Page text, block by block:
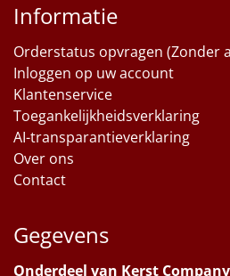
Informatie
Orderstatus opvragen (Zonder
Inloggen op uw account
Klantenservice
Toegankelijkheidsverklaring
AI-transparantieverklaring
Over ons
Contact
Gegevens
Onderdeel van Kerst